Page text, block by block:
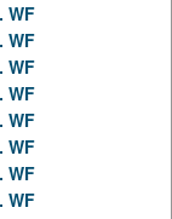
WF
WF
WF
WF
WF
WF
WF
WF